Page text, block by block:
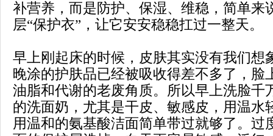
补营养，而是防护、保湿、维稳，简单来
层“保护衣”，让它安安稳稳扛过一整天。
早上刚起床的时候，皮肤其实没有我们想
晚涂的护肤品已经被吸收得差不多了，脸
油脂和代谢的老废角质。所以早上洗脸千
的洗面奶，尤其是干皮、敏感皮，用温水
用温和的氨基酸洁面简单带过就够了。过